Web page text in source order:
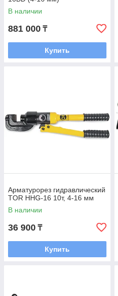
В наличии
881 000 ₸
Купить
Арматурорез гидравлический
TOR HHG-16 10т, 4-16 мм
В наличии
36 900 ₸
Купить